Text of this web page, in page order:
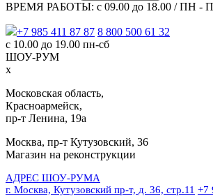
ВРЕМЯ РАБОТЫ: с 09.00 до 18.00 / ПН -
+7 985 411 87 87 8 800 500 61 32
с 10.00 до 19.00 пн-сб
ШОУ-РУМ
x
Московская область,
Красноармейск,
пр-т Ленина, 19а
Москва, пр-т Кутузовский, 36
Магазин на реконструкции
АДРЕС ШОУ-РУМА
г. Москва, Кутузовский пр-т, д. 36, стр.11 +7